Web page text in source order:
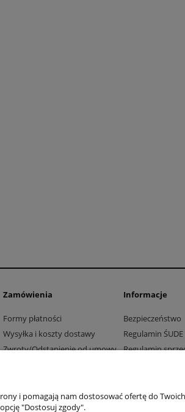
Zamówienia
Formy płatności
Wysyłka i koszty dostawy
Zwroty/Odstąpienie od umowy
Informacje
Bezpieczeństwo
Regulamin ŚUDE
Regulamin
i pomagają nam dostosować ofertę do
"Dostosuj zgody".